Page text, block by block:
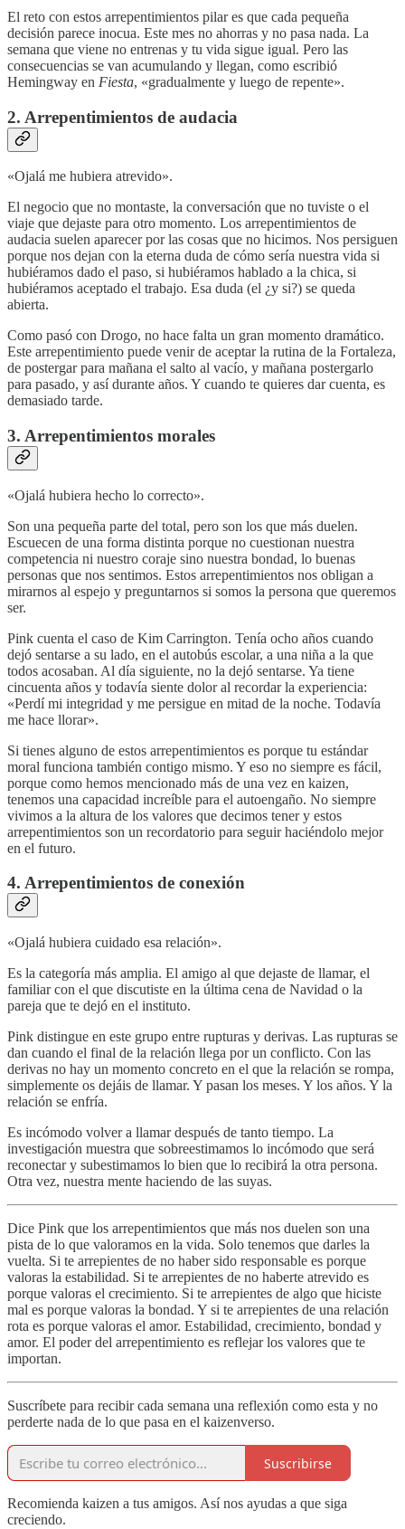
El reto con estos arrepentimientos pilar es que cada pequeña
decisión parece inocua. Este mes no ahorras y no pasa nada. La
semana que viene no entrenas y tu vida sigue igual. Pero las
consecuencias se van acumulando y llegan, como escribió
Hemingway en Fiesta, «gradualmente y luego de repente».
2. Arrepentimientos de audacia
«Ojalá me hubiera atrevido».
El negocio que no montaste, la conversación que no tuviste o el
viaje que dejaste para otro momento. Los arrepentimientos de
audacia suelen aparecer por las cosas que no hicimos. Nos persiguen
porque nos dejan con la eterna duda de cómo sería nuestra vida si
hubiéramos dado el paso, si hubiéramos hablado a la chica, si
hubiéramos aceptado el trabajo. Esa duda (el ¿y si?) se queda
abierta.
Como pasó con Drogo, no hace falta un gran momento dramático.
Este arrepentimiento puede venir de aceptar la rutina de la Fortaleza,
de postergar para mañana el salto al vacío, y mañana postergarlo
para pasado, y así durante años. Y cuando te quieres dar cuenta, es
demasiado tarde.
3. Arrepentimientos morales
«Ojalá hubiera hecho lo correcto».
Son una pequeña parte del total, pero son los que más duelen.
Escuecen de una forma distinta porque no cuestionan nuestra
competencia ni nuestro coraje sino nuestra bondad, lo buenas
personas que nos sentimos. Estos arrepentimientos nos obligan a
mirarnos al espejo y preguntarnos si somos la persona que queremos
ser.
Pink cuenta el caso de Kim Carrington. Tenía ocho años cuando
dejó sentarse a su lado, en el autobús escolar, a una niña a la que
todos acosaban. Al día siguiente, no la dejó sentarse. Ya tiene
cincuenta años y todavía siente dolor al recordar la experiencia:
«Perdí mi integridad y me persigue en mitad de la noche. Todavía
me hace llorar».
Si tienes alguno de estos arrepentimientos es porque tu estándar
moral funciona también contigo mismo. Y eso no siempre es fácil,
porque como hemos mencionado más de una vez en kaizen,
tenemos una capacidad increíble para el autoengaño. No siempre
vivimos a la altura de los valores que decimos tener y estos
arrepentimientos son un recordatorio para seguir haciéndolo mejor
en el futuro.
4. Arrepentimientos de conexión
«Ojalá hubiera cuidado esa relación».
Es la categoría más amplia. El amigo al que dejaste de llamar, el
familiar con el que discutiste en la última cena de Navidad o la
pareja que te dejó en el instituto.
Pink distingue en este grupo entre rupturas y derivas. Las rupturas se
dan cuando el final de la relación llega por un conflicto. Con las
derivas no hay un momento concreto en el que la relación se rompa,
simplemente os dejáis de llamar. Y pasan los meses. Y los años. Y la
relación se enfría.
Es incómodo volver a llamar después de tanto tiempo. La
investigación muestra que sobreestimamos lo incómodo que será
reconectar y subestimamos lo bien que lo recibirá la otra persona.
Otra vez, nuestra mente haciendo de las suyas.
Dice Pink que los arrepentimientos que más nos duelen son una
pista de lo que valoramos en la vida. Solo tenemos que darles la
vuelta. Si te arrepientes de no haber sido responsable es porque
valoras la estabilidad. Si te arrepientes de no haberte atrevido es
porque valoras el crecimiento. Si te arrepientes de algo que hiciste
mal es porque valoras la bondad. Y si te arrepientes de una relación
rota es porque valoras el amor. Estabilidad, crecimiento, bondad y
amor. El poder del arrepentimiento es reflejar los valores que te
importan.
Suscríbete para recibir cada semana una reflexión como esta y no
perderte nada de lo que pasa en el kaizenverso.
Suscribirse
Recomienda kaizen a tus amigos. Así nos ayudas a que siga
creciendo.